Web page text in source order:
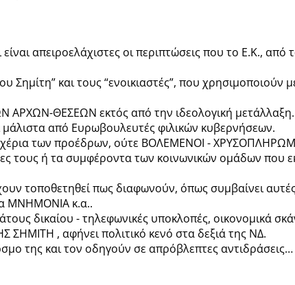
απειροελάχιστες οι περιπτώσεις που το Ε.K., από
και τους “ενοικιαστές”, που χρησιμοποιούν
ΑΡΧΩΝ-ΘΕΣΕΩΝ εκτός από την ιδεολογική
από Ευρωβουλευτές φιλικών κυβερνήσεων.
χέρια των προέδρων, ούτε ΒΟΛΕΜΕΝΟΙ -
τους ή τα συμφέροντα των κοινωνικών ομάδων που
τοποθετηθεί πως διαφωνούν, όπως συμβαίνει
ΜΝΗΜΟΝΙΑ κ.α..
δικαίου - τηλεφωνικές υποκλοπές, οικονομικά
ΣΗΜΙΤΗ , αφήνει πολιτικό κενό στα δεξιά της ΝΔ.
της και τον οδηγούν σε απρόβλεπτες αντιδράσεις…